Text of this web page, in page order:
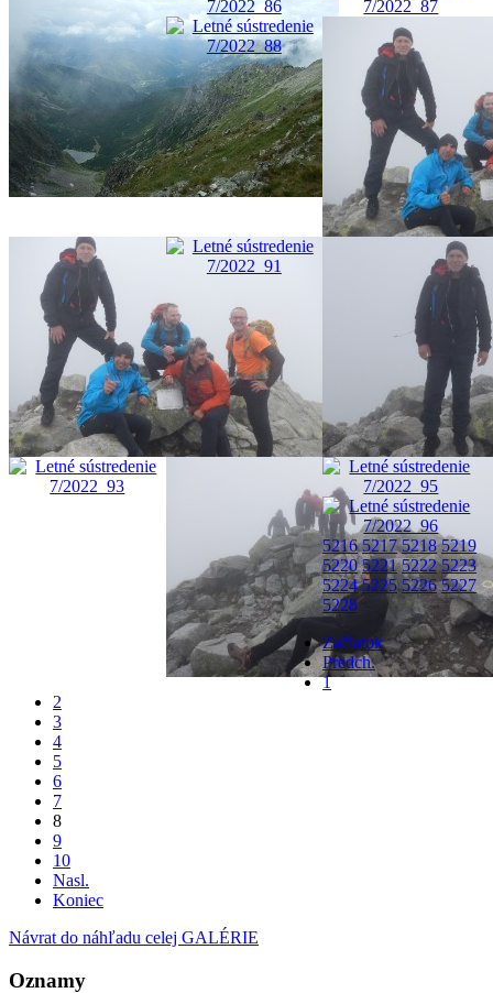
5216 5217 5218 5219
5220 5221 5222 5223
5224 5225 5226 5227
5228
Začiatok
Predch.
1
2
3
4
5
6
7
8
9
10
Nasl.
Koniec
Návrat do náhľadu celej GALÉRIE
Oznamy